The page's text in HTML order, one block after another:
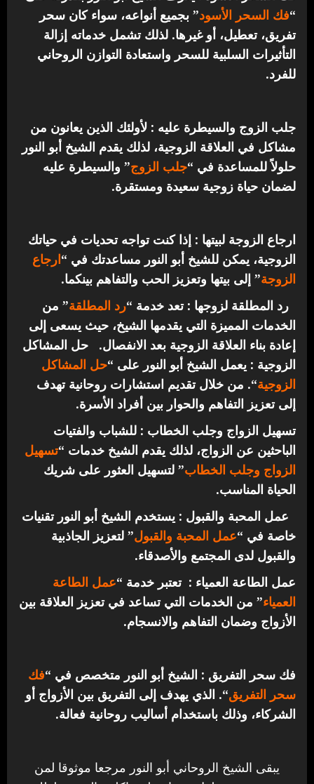
“فك السحر الأسود” بجميع أنواعه، سواء كان سحر
تفريق، تعطيل، أو غيرها. لذلك تشمل خدماته إزالة
التأثيرات السلبية للسحر واستعادة التوازن الروحاني
للفرد.
جلب الزوج والسيطرة عليه : لأولئك الذين يعانون من
مشاكل في العلاقة الزوجية، لذلك يقدم الشيخ أبو النور
حلولاً للمساعدة في “جلب الزوج” والسيطرة عليه
لضمان حياة زوجية سعيدة ومستقرة.
ارجاع الزوجة لبيتها : إذا كنت تواجه تحديات في حياتك
الزوجية، يمكن للشيخ أبو النور مساعدتك في “ارجاع
الزوجة” إلى بيتها وتعزيز الحب والتفاهم بينكما.
رد المطلقة لزوجها : تعد خدمة “رد المطلقة” من
الخدمات المميزة التي يقدمها الشيخ، حيث يسعى إلى
إعادة بناء العلاقة الزوجية بعد الانفصال.
حل المشاكل
الزوجية : يعمل الشيخ أبو النور على “حل المشاكل
الزوجية“. من خلال تقديم استشارات روحانية تهدف
إلى تعزيز التفاهم والحوار بين أفراد الأسرة.
تسهيل الزواج وجلب الخطاب : للشباب والفتيات
الباحثين عن الزواج، لذلك يقدم الشيخ خدمات “تسهيل
الزواج وجلب الخطاب” لتسهيل العثور على شريك
الحياة المناسب.
عمل المحبة والقبول : يستخدم الشيخ أبو النور تقنيات
خاصة في “عمل المحبة والقبول” لتعزيز الجاذبية
والقبول لدى المجتمع والأصدقاء.
عمل الطاعة العمياء : تعتبر خدمة “عمل الطاعة
العمياء” من الخدمات التي تساعد في تعزيز العلاقة بين
الأزواج وضمان التفاهم والانسجام.
فك سحر التفريق : الشيخ أبو النور متخصص في “فك
سحر التفريق“. الذي يهدف إلى التفريق بين الأزواج أو
الشركاء، وذلك باستخدام أساليب روحانية فعالة.
يبقى الشيخ الروحاني أبو النور مرجعا موثوقا لمن